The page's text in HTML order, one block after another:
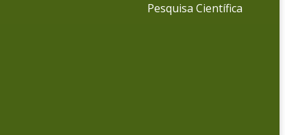
Pesquisa Científica